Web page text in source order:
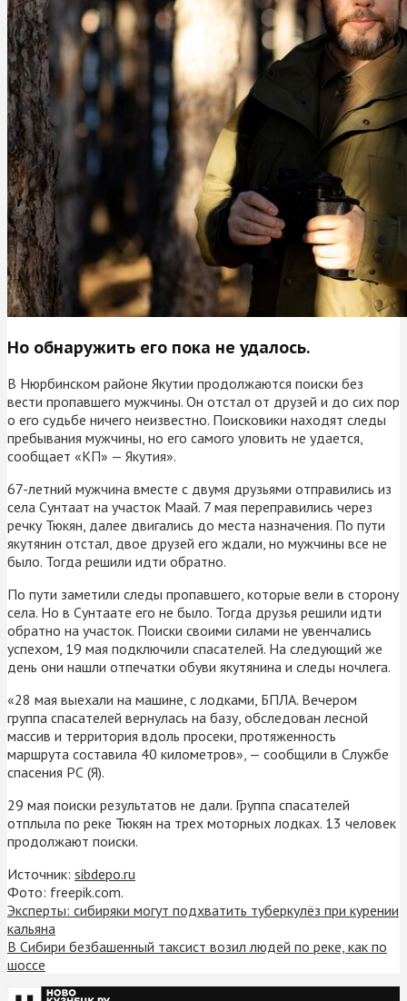
Но обнаружить его пока не удалось.
В Нюрбинском районе Якутии продолжаются поиски без
вести пропавшего мужчины. Он отстал от друзей и до сих пор
о его судьбе ничего неизвестно. Поисковики находят следы
пребывания мужчины, но его самого уловить не удается,
сообщает «КП» — Якутия».
67-летний мужчина вместе с двумя друзьями отправились из
села Сунтаат на участок Маай. 7 мая переправились через
речку Тюкян, далее двигались до места назначения. По пути
якутянин отстал, двое друзей его ждали, но мужчины все не
было. Тогда решили идти обратно.
По пути заметили следы пропавшего, которые вели в сторону
села. Но в Сунтаате его не было. Тогда друзья решили идти
обратно на участок. Поиски своими силами не увенчались
успехом, 19 мая подключили спасателей. На следующий же
день они нашли отпечатки обуви якутянина и следы ночлега.
«28 мая выехали на машине, с лодками, БПЛА. Вечером
группа спасателей вернулась на базу, обследован лесной
массив и территория вдоль просеки, протяженность
маршрута составила 40 километров», — сообщили в Службе
спасения РС (Я).
29 мая поиски результатов не дали. Группа спасателей
отплыла по реке Тюкян на трех моторных лодках. 13 человек
продолжают поиски.
Источник: sibdepo.ru
Фото: freepik.com.
Эксперты: сибиряки могут подхватить туберкулёз при курении
кальяна
В Сибири безбашенный таксист возил людей по реке, как по
шоссе